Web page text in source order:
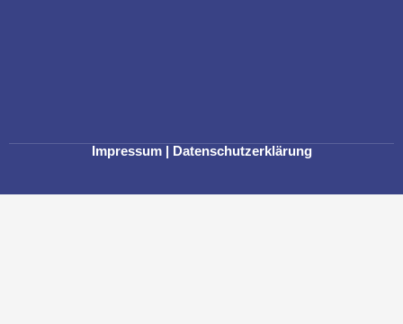
Impressum| Datenschutzerklärung